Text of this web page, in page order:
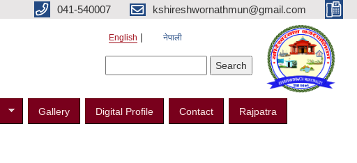
041-540007 kshireshwornathmun@gmail.com
English नेपाली
Gallery Digital Profile Contact Rajpatra